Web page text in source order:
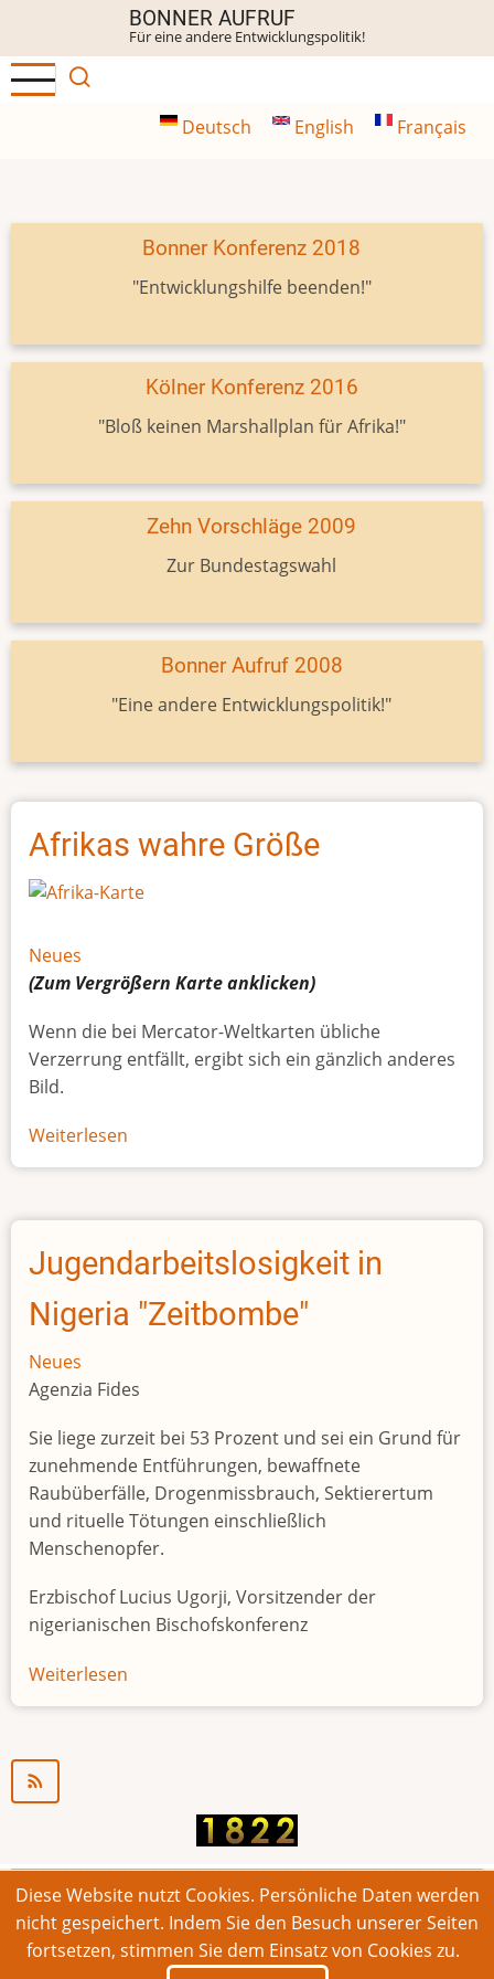
Inhalt
BONNER AUFRUF
Für eine andere Entwicklungspolitik!
Deutsch English Français
Bonner Konferenz 2018
"Entwicklungshilfe beenden!"
Kölner Konferenz 2016
"Bloß keinen Marshallplan für Afrika!"
Zehn Vorschläge 2009
Zur Bundestagswahl
Bonner Aufruf 2008
"Eine andere Entwicklungspolitik!"
Afrikas wahre Größe
Neues
(Zum Vergrößern Karteanklicken)
Wenn die bei Mercator-Weltkarten übliche
Verzerrung entfällt, ergibt sich ein gänzlich anderes
Bild.
Weiterlesen
Afrikas
Größe
Jugendarbeitslosigkeit in
Nigeria "Zeitbombe"
Neues
Agenzia Fides
Sie liege zurzeit bei 53 Prozent und sei ein Grund für
zunehmende Entführungen, bewaffnete
Raubüberfälle, Drogenmissbrauch, Sektierertum
und rituelle Tötungen einschließlich
Menschenopfer.
Erzbischof Lucius Ugorji, Vorsitzender der
nigerianischen Bischofskonferenz
Weiterlesen
Jugendarbeitslosigkeit
© 2026 Bonner Aufruf. Alle Rechte vorbehalten.
Footer
Impressum Kontakt Intern
Diese Website nutzt Cookies. Persönliche Daten werden
nicht gespeichert. Indem Sie den Besuch unserer Seiten
fortsetzen, stimmen Sie dem Einsatz von Cookies zu.